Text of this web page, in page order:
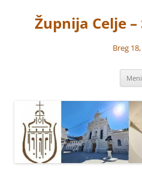
vsebinoŽupnija Celje
Breg 18,
Meni